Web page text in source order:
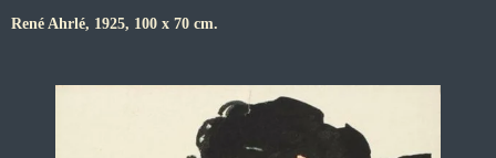
René Ahrlé, 1925, 100 x 70 cm.